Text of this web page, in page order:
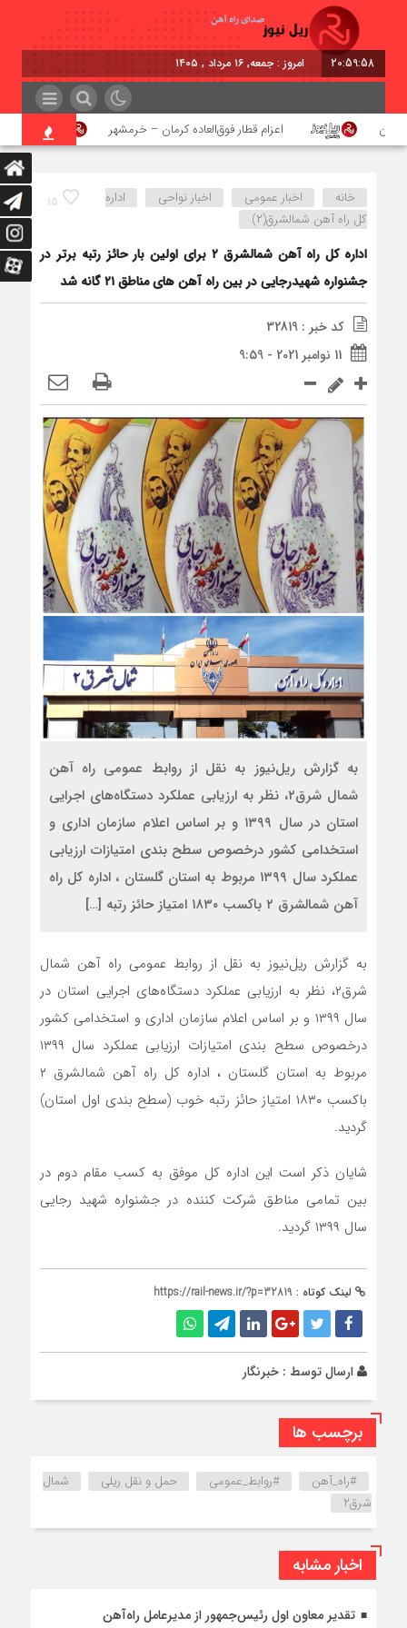
20:59:58 امروز : جمعه, ۱۶ مرداد , ۱۴۰۵
اعزام قطار فوق‌العاده کرمان – خرمشهر
15 خانه اخبار عمومی اخبار نواحی
اداره
كل راه آهن شمالشرق(۲)
اداره کل راه آهن شمالشرق ۲ برای اولین بار حائز رتبه برتر در
جشنواره شهیدرجایی در بین راه آهن های مناطق ۲۱ گانه شد
کد خبر : 32819
11 نوامبر 2021 - 9:59
به گزارش ریل‌نیوز به نقل از روابط عمومی راه آهن
شمال شرق۲، نظر به ارزیابی عملکرد دستگاه‌های اجرایی
استان در سال ۱۳۹۹ و بر اساس اعلام سازمان اداری و
استخدامی کشور درخصوص سطح بندی امتیازات ارزیابی
عملکرد سال ۱۳۹۹ مربوط به استان گلستان ، اداره کل راه
آهن شمالشرق ۲ باکسب ۱۸۳۰ امتیاز حائز رتبه […]
به گزارش ریل‌نیوز به نقل از روابط عمومی راه آهن شمال
شرق۲، نظر به ارزیابی عملکرد دستگاه‌های اجرایی استان در
سال ۱۳۹۹ و بر اساس اعلام سازمان اداری و استخدامی کشور
درخصوص سطح بندی امتیازات ارزیابی عملکرد سال ۱۳۹۹
مربوط به استان گلستان ، اداره کل راه آهن شمالشرق ۲
باکسب ۱۸۳۰ امتیاز حائز رتبه خوب (سطح بندی اول استان)
گردید.
شایان ذکر است این اداره کل موفق به کسب مقام دوم در
بین تمامی مناطق شرکت کننده در جشنواره شهید رجایی
سال ۱۳۹۹ گردید.
لینک کوتاه : https://rail-news.ir/?p=32819
ارسال توسط : خبرنگار
برچسب ها
#راه_آهن #روابط_عمومی حمل و نقل ریلی
شمال
شرق۲
اخبار مشابه
تقدیر معاون اول رئیس‌جمهور از مدیرعامل راه‌آهن